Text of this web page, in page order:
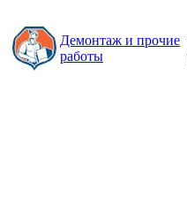
Демонтаж и прочие
работы